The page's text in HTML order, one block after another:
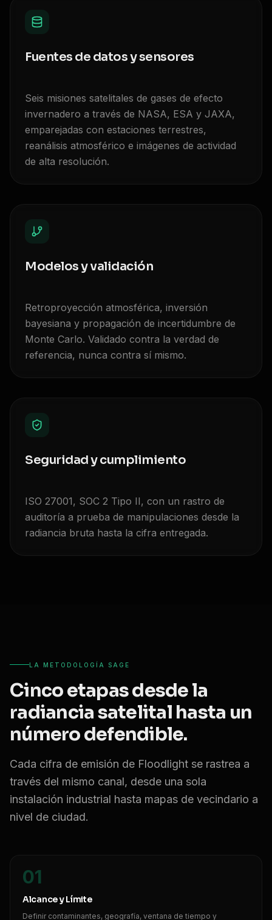
Fuentes de datos y sensores
Seis misiones satelitales de gases de efecto
invernadero a través de NASA, ESA y JAXA,
emparejadas con estaciones terrestres,
reanálisis atmosférico e imágenes de actividad
de alta resolución.
Modelos y validación
Retroproyección atmosférica, inversión
bayesiana y propagación de incertidumbre de
Monte Carlo. Validado contra la verdad de
referencia, nunca contra sí mismo.
Seguridad y cumplimiento
ISO 27001, SOC 2 Tipo II, con un rastro de
auditoría a prueba de manipulaciones desde la
radiancia bruta hasta la cifra entregada.
LA METODOLOGÍA SAGE
Cinco etapas desde la
radiancia satelital hasta un
número defendible.
Cada cifra de emisión de Floodlight se rastrea a
través del mismo canal, desde una sola
instalación industrial hasta mapas de vecindario a
nivel de ciudad.
01
Alcance y Límite
Definir contaminantes, geografía, ventana de tiempo y